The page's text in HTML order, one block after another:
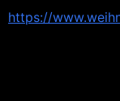
https://